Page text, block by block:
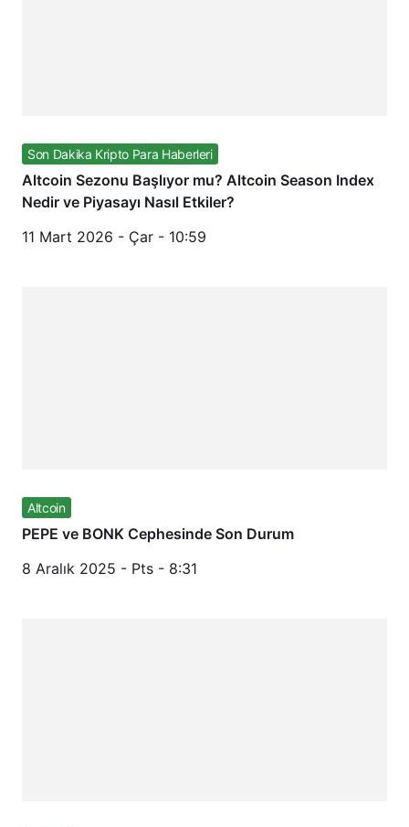
Son Dakika Kripto Para Haberleri
Altcoin Sezonu Başlıyor mu? Altcoin Season Index
Nedir ve Piyasayı Nasıl Etkiler?
11 Mart 2026 - Çar - 10:59
Altcoin
PEPE ve BONK Cephesinde Son Durum
8 Aralık 2025 - Pts - 8:31